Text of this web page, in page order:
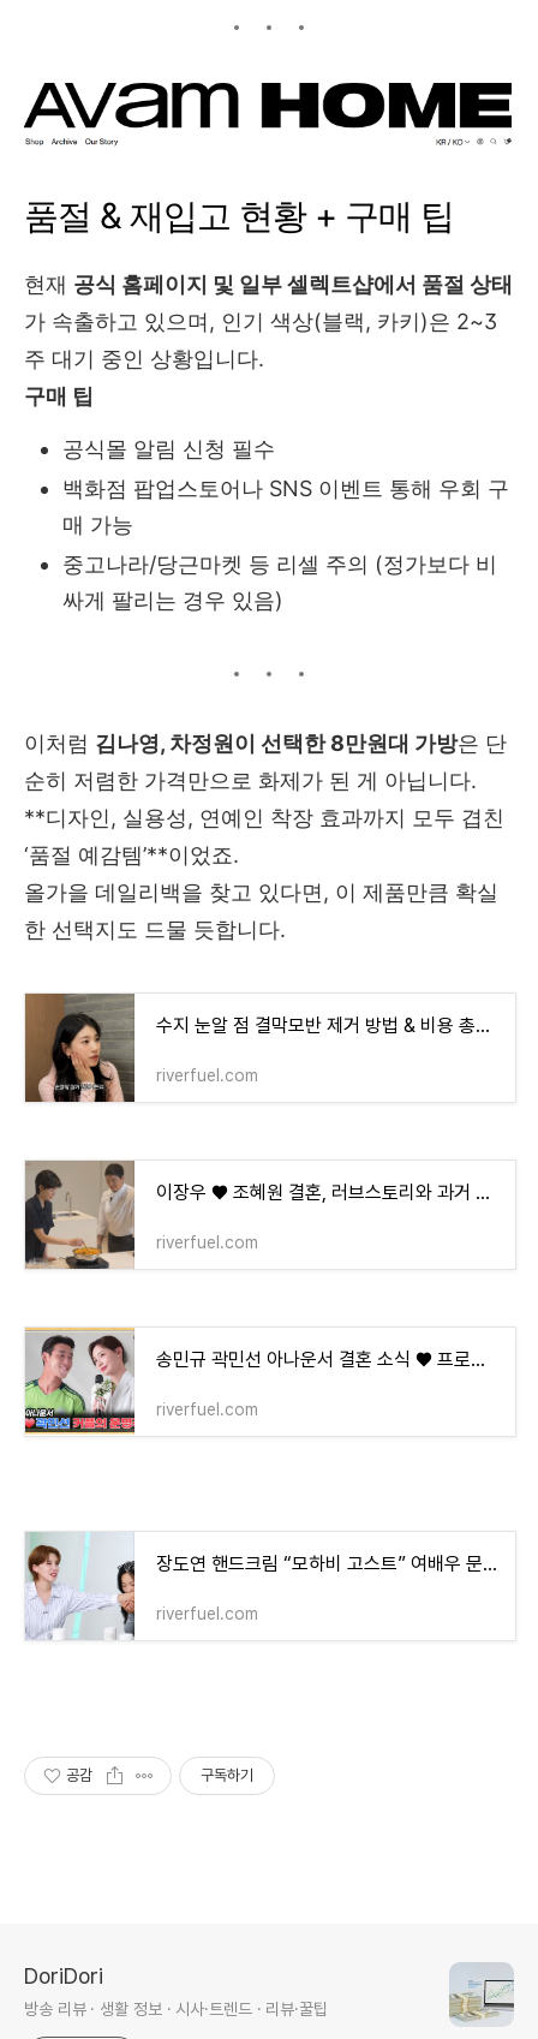
품절 & 재입고 현황 + 구매 팁
현재 공식 홈페이지 및 일부 셀렉트샵에서 품절 상태
가 속출하고 있으며, 인기 색상(블랙, 카키)은 2~3
주 대기 중인 상황입니다.
구매 팁
공식몰 알림 신청 필수
백화점 팝업스토어나 SNS 이벤트 통해 우회 구
매 가능
중고나라/당근마켓 등 리셀 주의 (정가보다 비
싸게 팔리는 경우 있음)
이처럼 김나영, 차정원이 선택한 8만원대 가방은 단
순히 저렴한 가격만으로 화제가 된 게 아닙니다.
**디자인, 실용성, 연예인 착장 효과까지 모두 겹친
‘품절 예감템’**이었죠.
올가을 데일리백을 찾고 있다면, 이 제품만큼 확실
한 선택지도 드물 듯합니다.
수지 눈알 점 결막모반 제거 방법 & 비용 총정리
riverfuel.com
이장우 ♥ 조혜원 결혼, 러브스토리와 과거 논란 총정리
riverfuel.com
송민규 곽민선 아나운서 결혼 소식 ♥ 프로필부터 프로포즈 스토리까지
riverfuel.com
장도연 핸드크림 “모하비 고스트” 여배우 문의 폭주 (+찾는 이유 완벽 정리)
riverfuel.com
공감 구독하기
DoriDori
방송 리뷰 · 생활 정보 · 시사·트렌드 · 리뷰·꿀팁